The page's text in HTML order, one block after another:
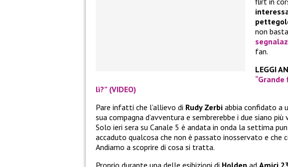
non
fan.
LEGGI
lì?” (VIDEO)
Pare infatti che l’allievo di Rudy Zerbi abbia confidato a
sua compagna d’avventura e sembrerebbe i due siano
Solo ieri sera su Canale 5 è andata in onda la settima
accaduto qualcosa che non è passato inosservato e che
Andiamo a scoprire di cosa si tratta.